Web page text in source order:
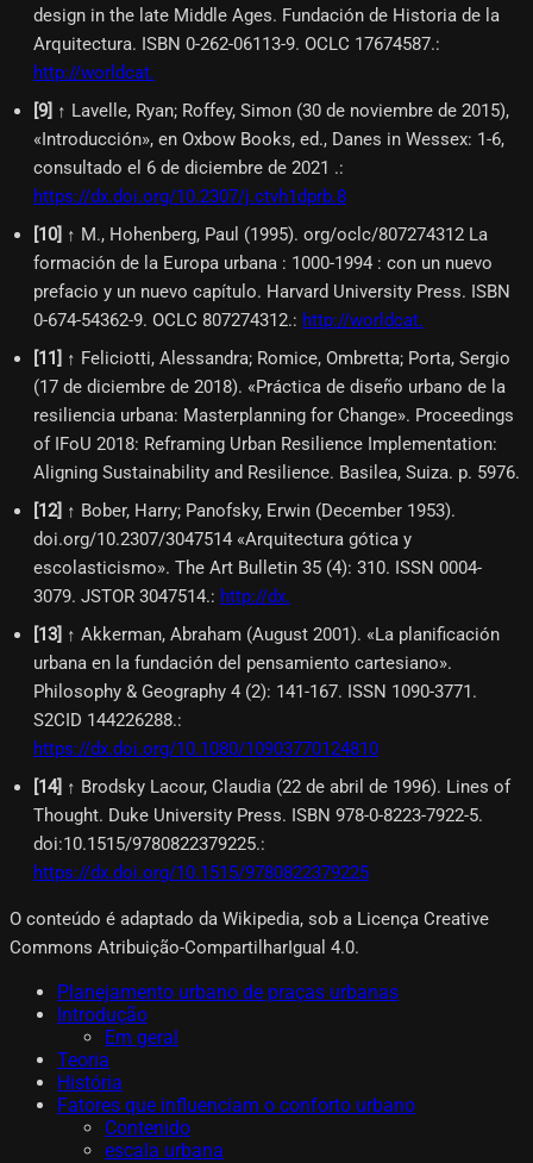
design in the late Middle Ages. Fundación de Historia de la
Arquitectura. ISBN 0-262-06113-9. OCLC 17674587.:
http://worldcat.
9 ↑ Lavelle, Ryan; Roffey, Simon (30 de noviembre de 2015),
«Introducción», en Oxbow Books, ed., Danes in Wessex: 1-6,
consultado el 6 de diciembre de 2021 .:
https://dx.doi.org/10.2307/j.ctvh1dprb.8
10] ↑ M., Hohenberg, Paul (1995). org/oclc/807274312 La
formación de la Europa urbana : 1000-1994 : con un nuevo
prefacio y un nuevo capítulo. Harvard University Press. ISBN
0-674-54362-9. OCLC 807274312.: http://worldcat.
11
↑ Feliciotti, Alessandra; Romice, Ombretta; Porta, Sergio
(17 de diciembre de 2018). «Práctica de diseño urbano de la
resiliencia urbana: Masterplanning for Change». Proceedings
of IFoU 2018: Reframing Urban Resilience Implementation:
Aligning Sustainability and Resilience. Basilea, Suiza. p. 5976.
12] ↑ Bober, Harry; Panofsky, Erwin (December 1953).
doi.org/10.2307/3047514 «Arquitectura gótica y
escolasticismo». The Art Bulletin 35 (4): 310. ISSN 0004-
3079. JSTOR 3047514.: http://dx.
13 ↑ Akkerman, Abraham (August 2001). «La planificación
urbana en la fundación del pensamiento cartesiano».
Philosophy & Geography 4 (2): 141-167. ISSN 1090-3771.
S2CID 144226288.:
https://dx.doi.org/10.1080/10903770124810
14] ↑ Brodsky Lacour, Claudia (22 de abril de 1996). Lines of
Thought. Duke University Press. ISBN 978-0-8223-7922-5.
doi:10.1515/9780822379225.:
https://dx.doi.org/10.1515/9780822379225
O conteúdo é adaptado da Wikipedia, sob a Licença Creative
Commons Atribuição-CompartilharIgual 4.0.
Planejamento urbano de praças urbanas
Introdução
Em geral
Teoria
História
Fatores que influenciam o conforto urbano
Contenido
escala urbana